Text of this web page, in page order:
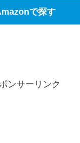
で探す
ンサーリンク